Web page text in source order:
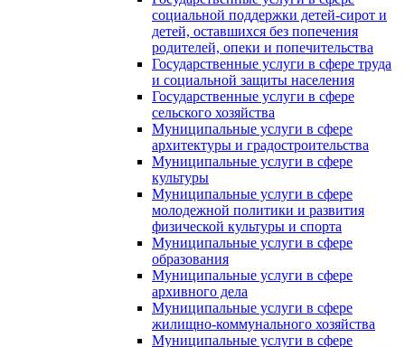
социальной поддержки детей-сирот и
детей, оставшихся без попечения
родителей, опеки и попечительства
Государственные услуги в сфере труда
и социальной защиты населения
Государственные услуги в сфере
сельского хозяйства
Муниципальные услуги в сфере
архитектуры и градостроительства
Муниципальные услуги в сфере
культуры
Муниципальные услуги в сфере
молодежной политики и развития
физической культуры и спорта
Муниципальные услуги в сфере
образования
Муниципальные услуги в сфере
архивного дела
Муниципальные услуги в сфере
жилищно-коммунального хозяйства
Муниципальные услуги в сфере